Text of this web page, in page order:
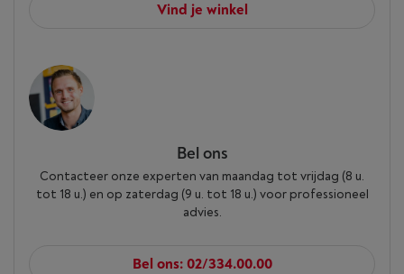
Vind je winkel
Bel ons
Contacteer onze experten van maandag tot vrijdag (8 u.
tot 18 u.) en op zaterdag (9 u. tot 18 u.) voor professioneel
advies.
Bel ons: 02/334.00.00